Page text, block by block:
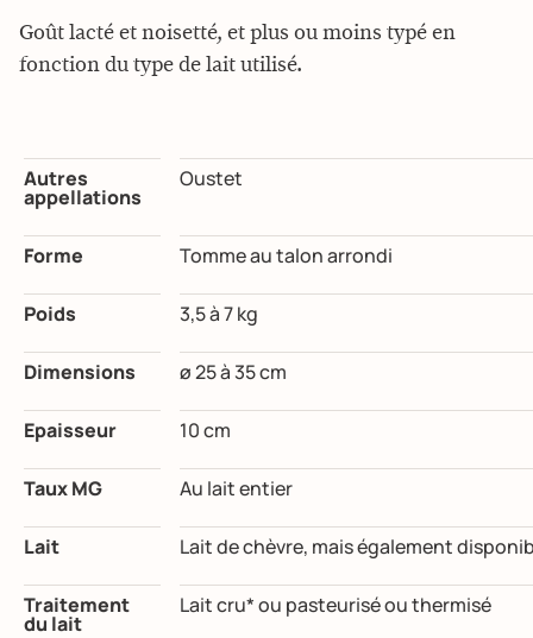
Goût lacté et noisetté, et plus ou moins typé en
fonction du type de lait utilisé.
Autres
appellations
Oustet
Forme Tomme au talon arrondi
Poids 3,5 à 7 kg
Dimensions ø 25 à 35 cm
Epaisseur 10 cm
Taux MG Au lait entier
Lait Lait de chèvre, mais également
Traitement
du lait
Lait cru* ou pasteurisé ou thermisé